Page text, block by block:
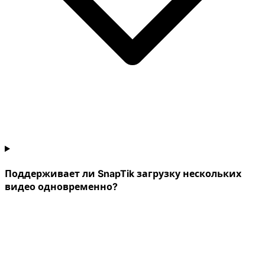
Поддерживает ли SnapTik загрузку нескольких
видео одновременно?